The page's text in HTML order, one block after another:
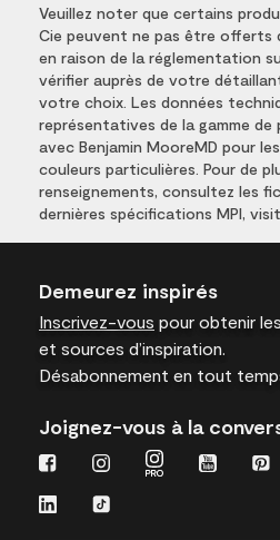
Veuillez noter que certains
Cie peuvent ne pas être offerts
en raison de la réglementation
vérifier auprès de votre
votre choix. Les données
représentatives de la gamme de
avec Benjamin MooreMD pour
couleurs particulières. Pour de
renseignements, consultez les
dernières spécifications MPI,
Demeurez inspirés
Inscrivez-vous pour obtenir
et sources d’inspiration.
Désabonnement en tout
Joignez-vous à la